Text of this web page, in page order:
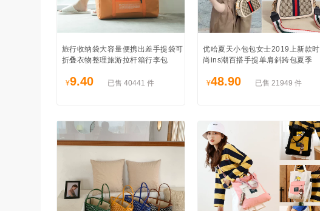
旅行收纳袋大容量便携出差手提袋可
折叠衣物整理旅游拉杆箱行李包
¥9.40 已售 40441 件
优哈夏天小包包女士2019上新款时
尚ins潮百搭手提单肩斜跨包夏季
¥48.90 已售 21949 件